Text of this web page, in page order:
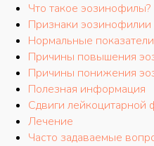
Что такое эозинофилы?
Признаки эозинофилии
Нормальные
Причины повышения
Причины понижения
Полезная информация
Сдвиги лейкоцитарной
Лечение
Часто задаваемые